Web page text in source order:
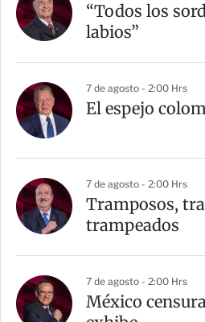
“Todos los
labios”
7 de agosto - 2:00 Hrs
El espejo
7 de agosto - 2:00 Hrs
Tramposos,
trampeados
7 de agosto - 2:00 Hrs
México